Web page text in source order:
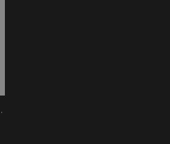
Plus